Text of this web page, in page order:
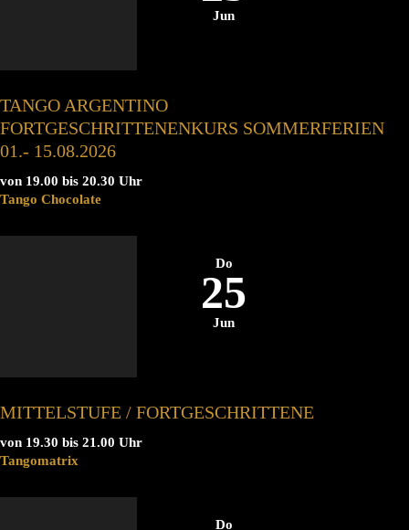
Jun
TANGO ARGENTINO
FORTGESCHRITTENENKURS SOMMERFERIEN
01.- 15.08.2026
von 19.00 bis 20.30 Uhr
Tango Chocolate
Do
25
Jun
MITTELSTUFE / FORTGESCHRITTENE
von 19.30 bis 21.00 Uhr
Tangomatrix
Do